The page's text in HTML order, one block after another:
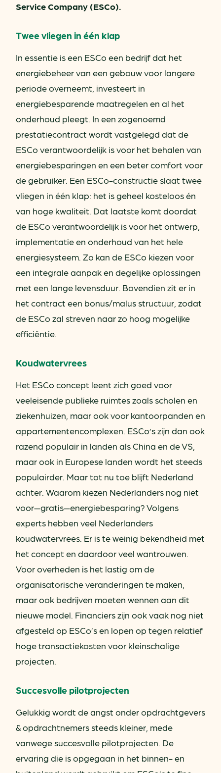
Service Company (ESCo).
Twee vliegen in één klap
In essentie is een ESCo een bedrijf dat het
energiebeheer van een gebouw voor langere
periode overneemt, investeert in
energiebesparende maatregelen en al het
onderhoud pleegt. In een zogenoemd
prestatiecontract wordt vastgelegd dat de
ESCo verantwoordelijk is voor het behalen van
energiebesparingen en een beter comfort voor
de gebruiker. Een ESCo-constructie slaat twee
vliegen in één klap: het is geheel kosteloos én
van hoge kwaliteit. Dat laatste komt doordat
de ESCo verantwoordelijk is voor het ontwerp,
implementatie en onderhoud van het hele
energiesysteem. Zo kan de ESCo kiezen voor
een integrale aanpak en degelijke oplossingen
met een lange levensduur. Bovendien zit er in
het contract een bonus/malus structuur, zodat
de ESCo zal streven naar zo hoog mogelijke
efficiëntie.
Koudwatervrees
Het ESCo concept leent zich goed voor
veeleisende publieke ruimtes zoals scholen en
ziekenhuizen, maar ook voor kantoorpanden en
appartementencomplexen. ESCo’s zijn dan ook
razend populair in landen als China en de VS,
maar ook in Europese landen wordt het steeds
populairder. Maar tot nu toe blijft Nederland
achter. Waarom kiezen Nederlanders nog niet
voor—gratis—energiebesparing? Volgens
experts hebben veel Nederlanders
koudwatervrees. Er is te weinig bekendheid met
het concept en daardoor veel wantrouwen.
Voor overheden is het lastig om de
organisatorische veranderingen te maken,
maar ook bedrijven moeten wennen aan dit
nieuwe model. Financiers zijn ook vaak nog niet
afgesteld op ESCo’s en lopen op tegen relatief
hoge transactiekosten voor kleinschalige
projecten.
Succesvolle pilotprojecten
Gelukkig wordt de angst onder opdrachtgevers
& opdrachtnemers steeds kleiner, mede
vanwege succesvolle pilotprojecten. De
ervaring die is opgegaan in het binnen- en